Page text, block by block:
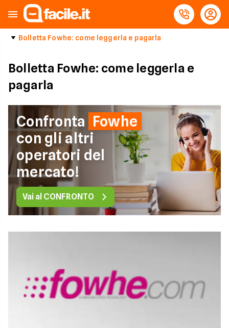
Bolletta Fowhe: come leggerla e pagarla
Bolletta Fowhe: come leggerla e
pagarla
Confronta Fowhe
con gli altri
operatori del
mercato!
Vai al CONFRONTO